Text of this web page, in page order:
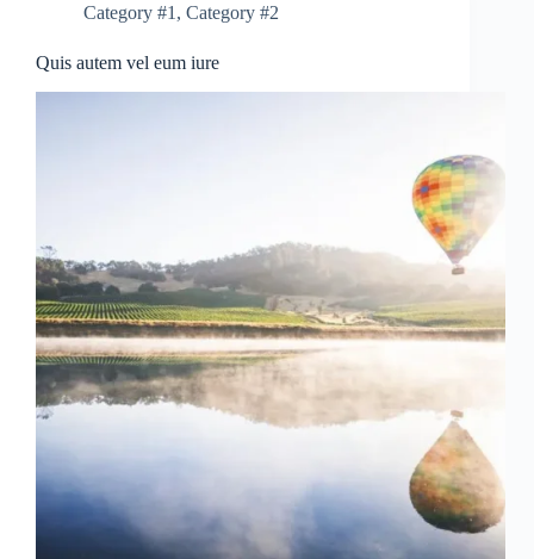
Category #1 , Category #2
Quis autem vel eum iure